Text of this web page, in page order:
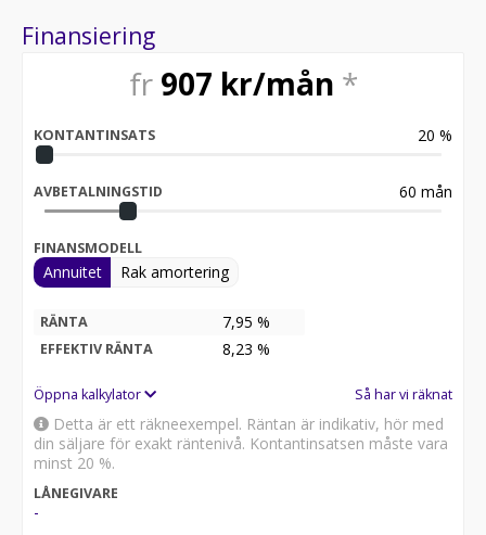
Svängkrans med hydraulmotor
Dragbom med stödben
FINANSIERA DITT KÖP I UPP TILL 144mån & 150.000KR!
- 639kr/mån
- 0kr i kontantinsats
Eller välj själv hur du vill lägga upp just din finansiering
Besök gärna vår webbhandel
WWW.OREBROMCSERVICE.SE
eller vår butik på Manillagatan 5 i Örebro.
FÖLJ OSS på Facebook och Instagram för att se
vardagen hos Örebro's äldsta MC/Moped-affär.
Finansiering
fr 907 kr/mån *
KONTANTINSATS 20 %
AVBETALNINGSTID 60 mån
FINANSMODELL
Annuitet Rak amortering
RÄNTA 7,95 %
EFFEKTIV RÄNTA 8,23 %
Öppna kalkylator Så har vi räknat
Detta är ett räkneexempel. Räntan är indikativ, hör med
din säljare för exakt räntenivå. Kontantinsatsen måste vara
minst 20 %.
LÅNEGIVARE
-